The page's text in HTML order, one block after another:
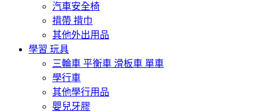
汽車安全椅
揹帶 揹巾
其他外出用品
學習 玩具
三輪車 平衡車 滑板車 單車
學行車
其他學行用品
嬰兒牙膠